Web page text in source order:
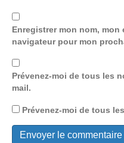
Enregistrer mon nom,
navigateur pour mon
Prévenez-moi de tous les
mail.
Prévenez-moi de tous